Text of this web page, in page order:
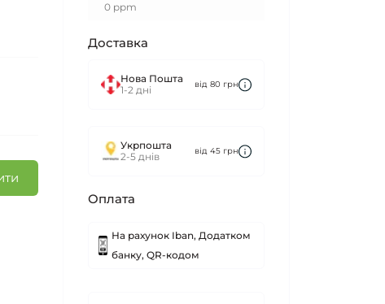
0 ppm
Доставка
Нова Пошта
1-2 дні
від 80 грн
Укрпошта
2-5 днів
від 45 грн
Оплата
На рахунок Iban, Додатком
банку, QR-кодом